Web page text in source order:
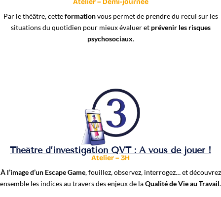
Atelier – Demi-journée
Par le théâtre, cetteformationvous permet de prendre du recul sur les
situations du quotidien pour mieux évaluer et prévenir les risques
psychosociaux.
Théâtre d’investigation QVT : À vous de jouer !
Atelier – 3H
À l’image d’un Escape Game, fouillez, observez, interrogez… et découvrez
ensemble les indices au travers des enjeux de laQualité de Vie au Travail.